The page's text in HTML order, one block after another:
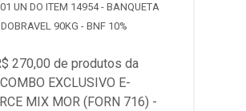
UN DO ITEM 14954 - BANQUETA
90KG - BNF 10%
270,00 de produtos da
COMBO EXCLUSIVO E-
MIX MOR (FORN 716) -